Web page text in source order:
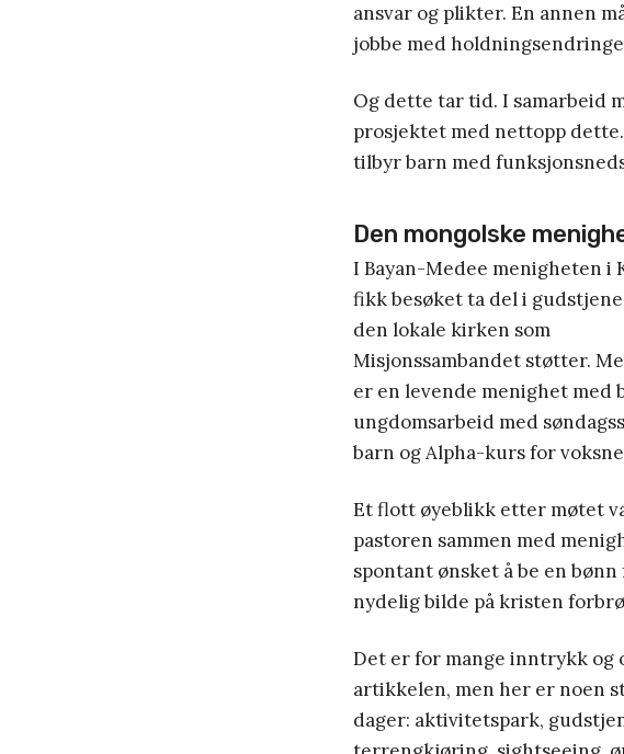
ansvar og plikter. En annen
jobbe med
Og dette tar tid. I samarbeid
prosjektet med nettopp
tilbyr barn med
Den mongolske
I Bayan-Medee menigheten i
fikk besøket ta del i
den lokale kirken som
Misjonssambandet støtter.
er en levende menighet med
ungdomsarbeid med
barn og Alpha-kurs for
Et flott øyeblikk etter møtet
pastoren sammen med
spontant ønsket å be en
nydelig bilde på kristen
Det er for mange inntrykk og
artikkelen, men her er noen
dager: aktivitetspark,